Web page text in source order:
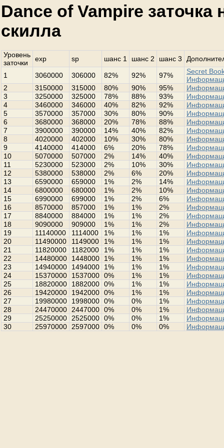
Dance of Vampire заточка
скилла
Уровень
заточки
exp sp шанс 1 шанс 2 шанс 3
1 3060000 306000 82% 92% 97%
Secret
2
3150000 315000 80% 90% 95%
3
3250000 325000 78% 88% 93%
4
3460000 346000 40% 82% 92%
5
3570000 357000 30% 80% 90%
6
3680000 368000 20% 78% 88%
7
3900000 390000 14% 40% 82%
8
4020000 402000 10% 30% 80%
9
4140000 414000 6% 20% 78%
10
5070000 507000 2% 14% 40%
11
5230000 523000 2% 10% 30%
12
5380000 538000 2% 6% 20%
13
6590000 659000 1% 2% 14%
14
6800000 680000 1% 2% 10%
15
6990000 699000 1% 2% 6%
16
8570000 857000 1% 1% 2%
17
8840000 884000 1% 1% 2%
18
9090000 909000 1% 1% 2%
19
11140000 1114000 1% 1% 1%
20
11490000 1149000 1% 1% 1%
21
11820000 1182000 1% 1% 1%
22
14480000 1448000 1% 1% 1%
23
14940000 1494000 1% 1% 1%
24
15370000 1537000 0% 1% 1%
25
18820000 1882000 0% 1% 1%
26
19420000 1942000 0% 1% 1%
27
19980000 1998000 0% 0% 1%
28
24470000 2447000 0% 0% 1%
29
25250000 2525000 0% 0% 1%
30
25970000 2597000 0% 0% 0%